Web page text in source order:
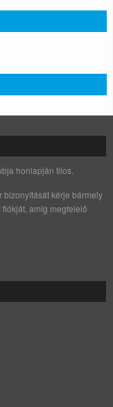
honlapján tilos.
bizonyítását kérje bármely
amíg megfelelő